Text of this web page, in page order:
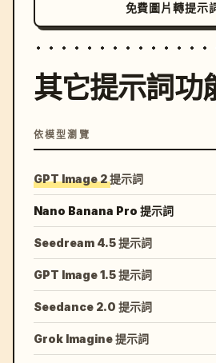
免費圖片轉提示
其它提示詞功
依模型瀏覽
GPT Image 2 提示詞
Nano Banana Pro 提示詞
Seedream 4.5 提示詞
GPT Image 1.5 提示詞
Seedance 2.0 提示詞
Grok Imagine 提示詞